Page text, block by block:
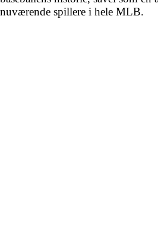
nuværende spillere i hele MLB.